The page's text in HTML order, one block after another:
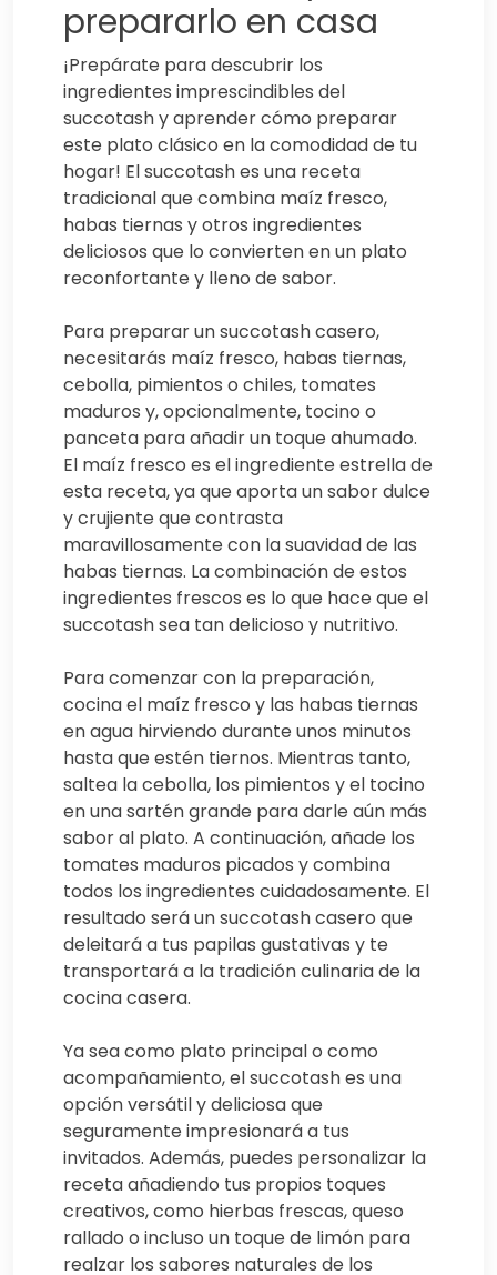
prepararlo en casa
¡Prepárate para descubrir los
ingredientes imprescindibles del
succotash y aprender cómo preparar
este plato clásico en la comodidad de tu
hogar! El succotash es una receta
tradicional que combina maíz fresco,
habas tiernas y otros ingredientes
deliciosos que lo convierten en un plato
reconfortante y lleno de sabor.
Para preparar un succotash casero,
necesitarás maíz fresco, habas tiernas,
cebolla, pimientos o chiles, tomates
maduros y, opcionalmente, tocino o
panceta para añadir un toque ahumado.
El maíz fresco es el ingrediente estrella de
esta receta, ya que aporta un sabor dulce
y crujiente que contrasta
maravillosamente con la suavidad de las
habas tiernas. La combinación de estos
ingredientes frescos es lo que hace que el
succotash sea tan delicioso y nutritivo.
Para comenzar con la preparación,
cocina el maíz fresco y las habas tiernas
en agua hirviendo durante unos minutos
hasta que estén tiernos. Mientras tanto,
saltea la cebolla, los pimientos y el tocino
en una sartén grande para darle aún más
sabor al plato. A continuación, añade los
tomates maduros picados y combina
todos los ingredientes cuidadosamente. El
resultado será un succotash casero que
deleitará a tus papilas gustativas y te
transportará a la tradición culinaria de la
cocina casera.
Ya sea como plato principal o como
acompañamiento, el succotash es una
opción versátil y deliciosa que
seguramente impresionará a tus
invitados. Además, puedes personalizar la
receta añadiendo tus propios toques
creativos, como hierbas frescas, queso
rallado o incluso un toque de limón para
realzar los sabores naturales de los